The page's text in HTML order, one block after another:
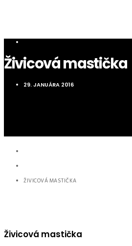
Živicová mastička
29. JANUÁRA 2016
ŽIVICOVÁ MASTIČKA
Živicová mastička